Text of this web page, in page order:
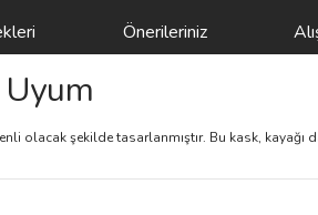
Önerileriniz
olacak şekilde tasarlanmıştır. Bu kask, kayağı